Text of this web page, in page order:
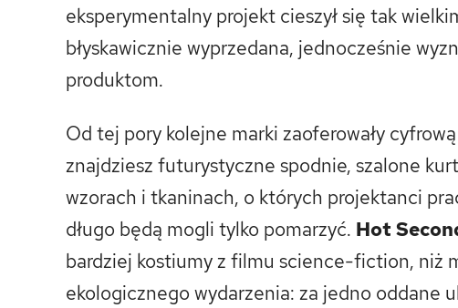
eksperymentalny projekt cieszył się tak
błyskawicznie wyprzedana, jednocześnie
produktom.
Od tej pory kolejne marki zaoferowały
znajdziesz futurystyczne spodnie, szalone
wzorach i tkaninach, o których projektanci
długo będą mogli tylko pomarzyć. Hot
bardziej kostiumy z filmu science-fiction, niż
ekologicznego wydarzenia: za jedno oddane